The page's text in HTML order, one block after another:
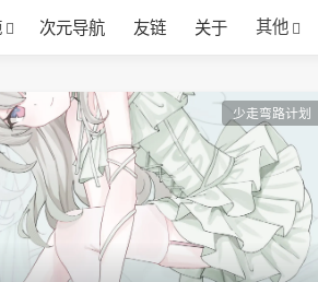
次元导航 友链 关于 其他
少走弯路计划